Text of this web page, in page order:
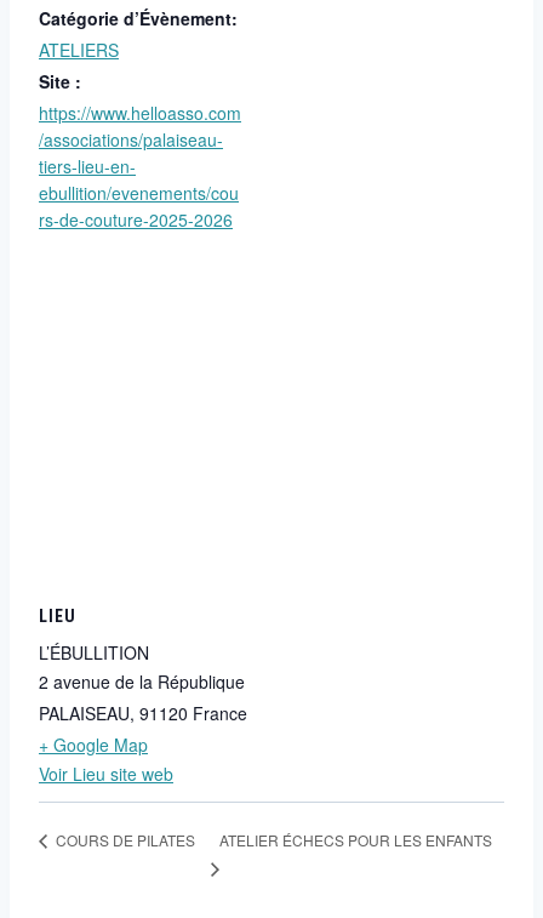
Catégorie d’Évènement:
ATELIERS
Site :
https://www.helloasso.com
/associations/palaiseau-
tiers-lieu-en-
ebullition/evenements/cou
rs-de-couture-2025-2026
LIEU
L’ÉBULLITION
2 avenue de la République
PALAISEAU, 91120 France
+ Google Map
Voir Lieu site web
COURS DE PILATES ATELIER ÉCHECS POUR LES ENFANTS